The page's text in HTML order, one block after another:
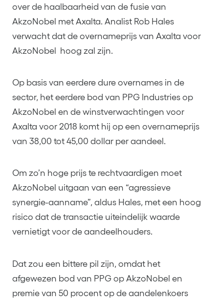
over de haalbaarheid van de fusie van
AkzoNobel met Axalta. Analist Rob Hales
verwacht dat de overnameprijs van Axalta voor
AkzoNobel hoog zal zijn.
Op basis van eerdere dure overnames in de
sector, het eerdere bod van PPG Industries op
AkzoNobel en de winstverwachtingen voor
Axalta voor 2018 komt hij op een overnameprijs
van 38,00 tot 45,00 dollar per aandeel.
Om zo’n hoge prijs te rechtvaardigen moet
AkzoNobel uitgaan van een “agressieve
synergie-aanname”, aldus Hales, met een hoog
risico dat de transactie uiteindelijk waarde
vernietigt voor de aandeelhouders.
Dat zou een bittere pil zijn, omdat het
afgewezen bod van PPG op AkzoNobel en
premie van 50 procent op de aandelenkoers